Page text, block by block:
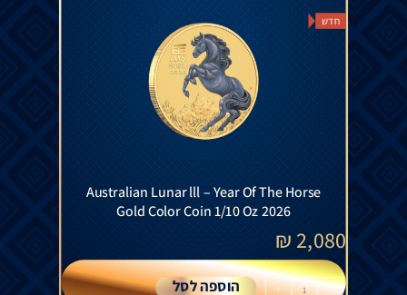
חדש
Australian Lunar lll – Year Of The Horse
Gold Color Coin 1/10 Oz 2026
2,080
₪
-
+ הוספה לסל